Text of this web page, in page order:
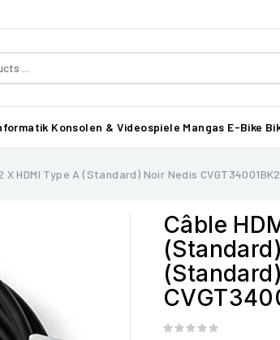
Konsolen & Videospiele Mangas E-Bike
X HDMI Type A (Standard) Noir Nedis
Câble